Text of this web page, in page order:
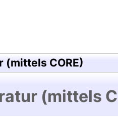
(mittels CORE)
(mittels